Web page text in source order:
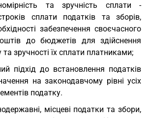
та зручність сплати -
сплати податків та зборів,
забезпечення своєчасного
до бюджетів для здійснення
зручності їх сплати платниками;
підхід до встановлення податків
на законодавчому рівні усіх
податку.
місцеві податки та збори,